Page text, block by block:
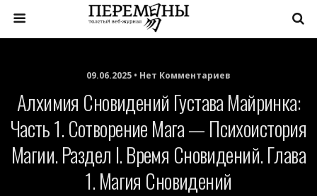
09.06.2025 • Нет Комментариев
Алхимия Сновидений Густава Майринка:
Часть 1. Сотворение Мага — Психоистория
Магии. Раздел I. Время Сновидений. Глава
1. Магия Сновидений